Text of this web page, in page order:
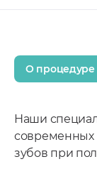
О процедуре
Наши
современных
зубов при